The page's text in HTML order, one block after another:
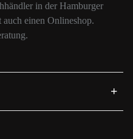
in der Hamburger
auch einen Onlineshop.